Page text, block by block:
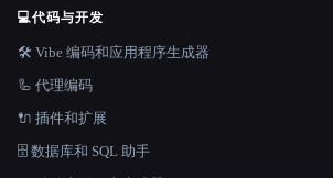
💻代码与开发
🛠️ Vibe 编码和应用程序生成器
🦾 代理编码
🔌 插件和扩展
🗄️ 数据库和 SQL 助手